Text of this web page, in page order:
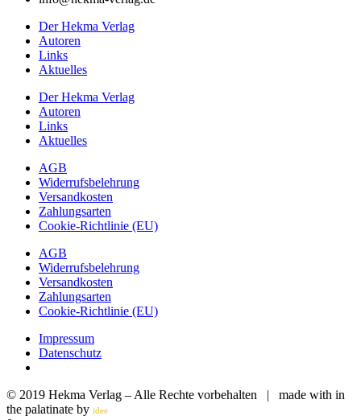
Der Hekma Verlag
Autoren
Links
Aktuelles
Der Hekma Verlag
Autoren
Links
Aktuelles
AGB
Widerrufsbelehrung
Versandkosten
Zahlungsarten
Cookie-Richtlinie (EU)
AGB
Widerrufsbelehrung
Versandkosten
Zahlungsarten
Cookie-Richtlinie (EU)
Impressum
Datenschutz
© 2019 Hekma Verlag – Alle Rechte vorbehalten | made with in
the palatinate by idee